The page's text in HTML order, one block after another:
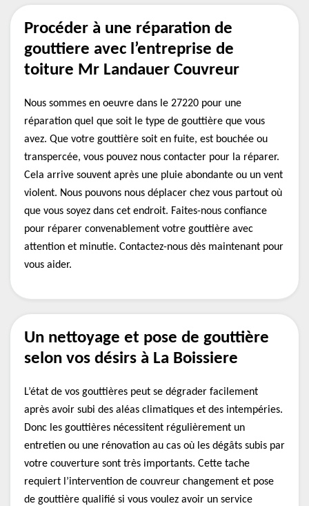
Procéder à une réparation de
gouttiere avec l’entreprise de
toiture Mr Landauer Couvreur
Nous sommes en oeuvre dans le 27220 pour une
réparation quel que soit le type de gouttière que vous
avez. Que votre gouttière soit en fuite, est bouchée ou
transpercée, vous pouvez nous contacter pour la réparer.
Cela arrive souvent après une pluie abondante ou un vent
violent. Nous pouvons nous déplacer chez vous partout où
que vous soyez dans cet endroit. Faites-nous confiance
pour réparer convenablement votre gouttière avec
attention et minutie. Contactez-nous dès maintenant pour
vous aider.
Un nettoyage et pose de gouttière
selon vos désirs à La Boissiere
L’état de vos gouttières peut se dégrader facilement
après avoir subi des aléas climatiques et des intempéries.
Donc les gouttières nécessitent régulièrement un
entretien ou une rénovation au cas où les dégâts subis par
votre couverture sont très importants. Cette tache
requiert l’intervention de couvreur changement et pose
de gouttière qualifié si vous voulez avoir un service